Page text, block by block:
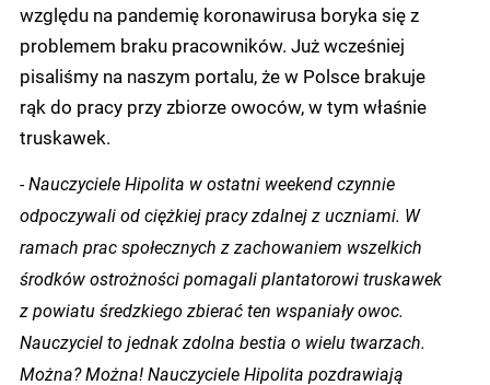
względu na pandemię koronawirusa boryka się z
problemem braku pracowników. Już wcześniej
pisaliśmy na naszym portalu, że w Polsce brakuje
rąk do pracy przy zbiorze owoców, w tym właśnie
truskawek.
- Nauczyciele Hipolita w ostatni weekend czynnie
odpoczywali od ciężkiej pracy zdalnej z uczniami. W
ramach prac społecznych z zachowaniem wszelkich
środków ostrożności pomagali plantatorowi truskawek
z powiatu średzkiego zbierać ten wspaniały owoc.
Nauczyciel to jednak zdolna bestia o wielu twarzach.
Można? Można! Nauczyciele Hipolita pozdrawiają